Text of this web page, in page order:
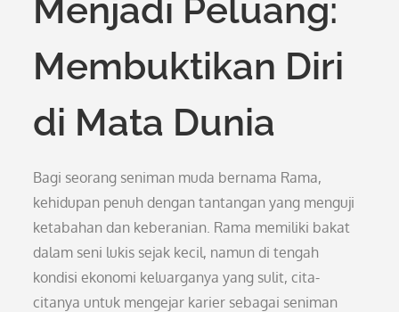
Menjadi Peluang:
Membuktikan Diri
di Mata Dunia
Bagi seorang seniman muda bernama Rama,
kehidupan penuh dengan tantangan yang menguji
ketabahan dan keberanian. Rama memiliki bakat
dalam seni lukis sejak kecil, namun di tengah
kondisi ekonomi keluarganya yang sulit, cita-
citanya untuk mengejar karier sebagai seniman